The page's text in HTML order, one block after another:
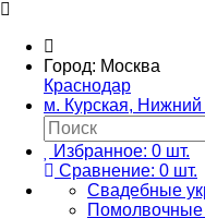
Город: Москва
Краснодар
м. Курская,
Избранное: 0 шт.
Сравнение: 0 шт.
Свадебные
Помолвочные